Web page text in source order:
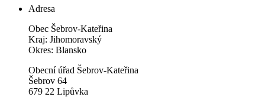
Adresa
Obec Šebrov-Kateřina
Kraj: Jihomoravský
Okres: Blansko
Obecní úřad Šebrov-Kateřina
Šebrov 64
679 22 Lipůvka